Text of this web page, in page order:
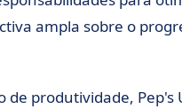
ampla sobre o
produtividade, Pep's